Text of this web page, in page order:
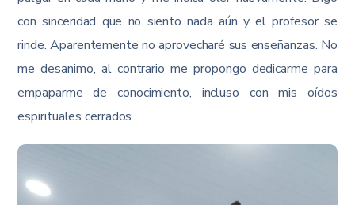
con sinceridad que no siento nada aún y el profesor se
rinde. Aparentemente no aprovecharé sus enseñanzas. No
me desanimo, al contrario me propongo dedicarme para
empaparme de conocimiento, incluso con mis oídos
espirituales cerrados.